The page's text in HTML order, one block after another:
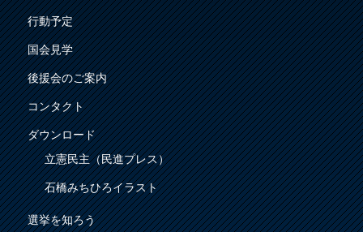
行動予定
国会見学
後援会のご案内
コンタクト
ダウンロード
立憲民主（民進プレス）
石橋みちひろイラスト
選挙を知ろう